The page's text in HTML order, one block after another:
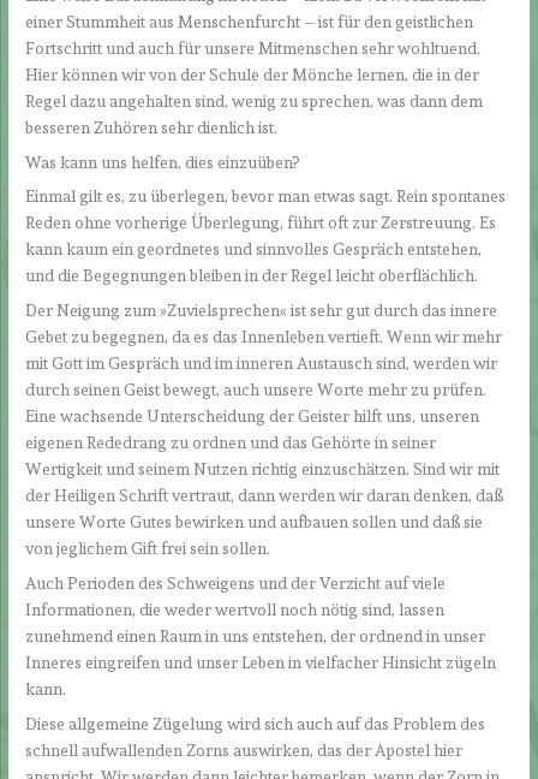
einer Stummheit aus Menschenfurcht – ist für den geistlichen
Fortschritt und auch für unsere Mitmenschen sehr wohltuend.
Hier können wir von der Schule der Mönche lernen, die in der
Regel dazu angehalten sind, wenig zu sprechen, was dann dem
besseren Zuhören sehr dienlich ist.
Was kann uns helfen, dies einzuüben?
Einmal gilt es, zu überlegen, bevor man etwas sagt. Rein spontanes
Reden ohne vorherige Überlegung, führt oft zur Zerstreuung. Es
kann kaum ein geordnetes und sinnvolles Gespräch entstehen,
und die Begegnungen bleiben in der Regel leicht oberflächlich.
Der Neigung zum »Zuvielsprechen« ist sehr gut durch das innere
Gebet zu begegnen, da es das Innenleben vertieft. Wenn wir mehr
mit Gott im Gespräch und im inneren Austausch sind, werden wir
durch seinen Geist bewegt, auch unsere Worte mehr zu prüfen.
Eine wachsende Unterscheidung der Geister hilft uns, unseren
eigenen Rededrang zu ordnen und das Gehörte in seiner
Wertigkeit und seinem Nutzen richtig einzuschätzen. Sind wir mit
der Heiligen Schrift vertraut, dann werden wir daran denken, daß
unsere Worte Gutes bewirken und aufbauen sollen und daß sie
von jeglichem Gift frei sein sollen.
Auch Perioden des Schweigens und der Verzicht auf viele
Informationen, die weder wertvoll noch nötig sind, lassen
zunehmend einen Raum in uns entstehen, der ordnend in unser
Inneres eingreifen und unser Leben in vielfacher Hinsicht zügeln
kann.
Diese allgemeine Zügelung wird sich auch auf das Problem des
schnell aufwallenden Zorns auswirken, das der Apostel hier